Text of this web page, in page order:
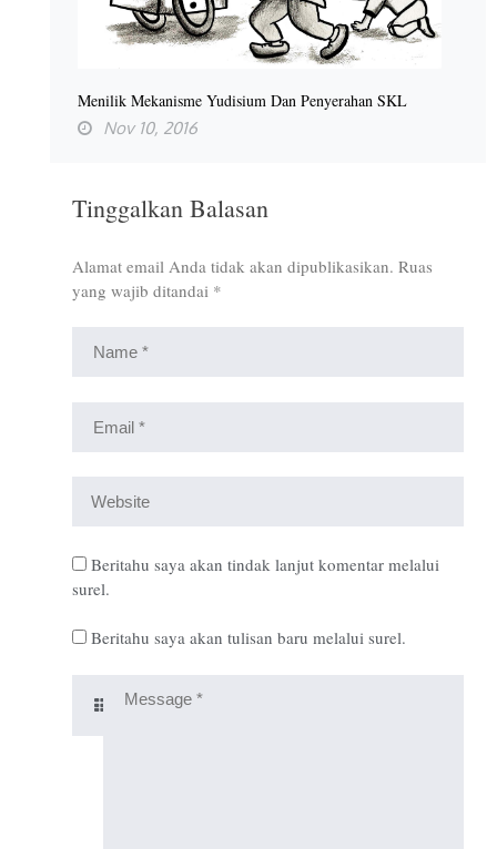
Menilik Mekanisme Yudisium Dan Penyerahan SKL
Nov 10, 2016
Tinggalkan Balasan
Alamat email Anda tidak akan dipublikasikan. Ruas
yang wajib ditandai *
Beritahu saya akan tindak lanjut komentar melalui
surel.
Beritahu saya akan tulisan baru melalui surel.